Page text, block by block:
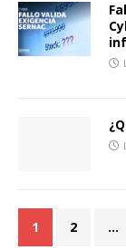
1 2 …